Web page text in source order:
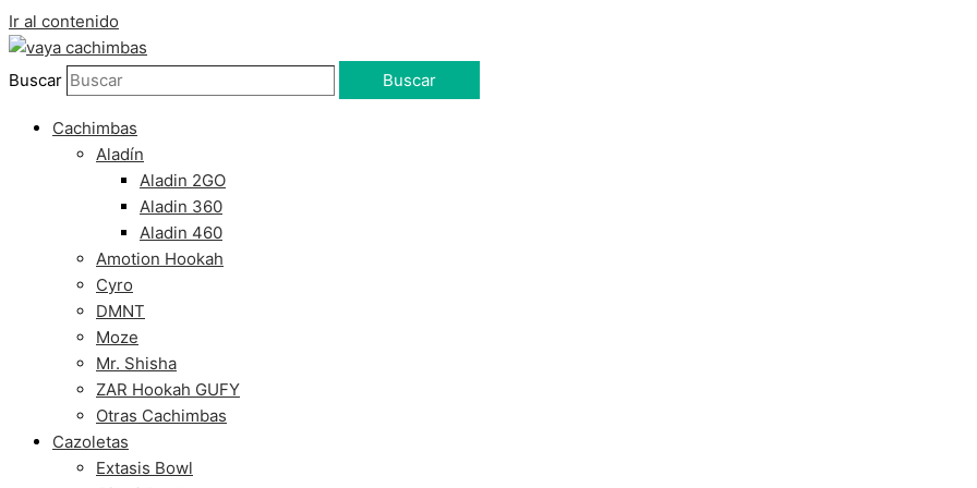
Ir al contenido
Buscar Buscar
Cachimbas
Aladín
Aladin 2GO
Aladin 360
Aladin 460
Amotion Hookah
Cyro
DMNT
Moze
Mr. Shisha
ZAR Hookah GUFY
Otras Cachimbas
Cazoletas
Extasis Bowl